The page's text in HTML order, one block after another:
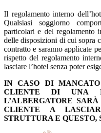
Il regolamento interno
Qualsiasi soggiorno
particolari e del regolamento
delle disposizioni di cui sopra
contratto e saranno applicate
rispetto del regolamento
lasciare l’hotel senza poter
IN CASO DI
CLIENTE DI UNA
L’ALBERGATORE
CLIENTE A
STRUTTURA E